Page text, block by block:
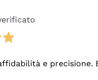
e precisione.